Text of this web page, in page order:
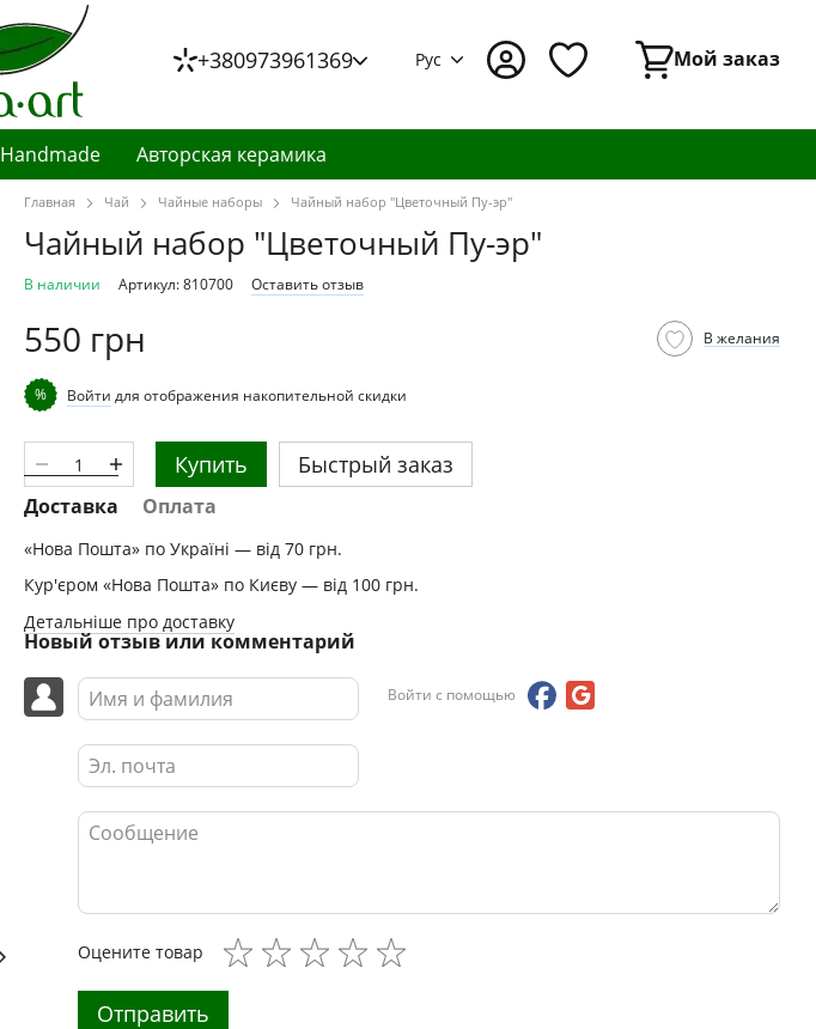
+380973961369 Рус Мой заказ
Handmade Авторская керамика
Главная Чай Чайные наборы Чайный набор "Цветочный Пу-эр"
Чайный набор "Цветочный Пу-эр"
В наличии Артикул: 810700 Оставить отзыв
550 грн В желания
% Войти для отображения накопительной скидки
Купить Быстрый заказ
Доставка Оплата
«Нова Пошта» по Україні — від 70 грн.
Кур'єром «Нова Пошта» по Києву — від 100 грн.
Детальніше про доставку
Новый отзыв или комментарий
Войти с помощью
Оцените товар
Отправить